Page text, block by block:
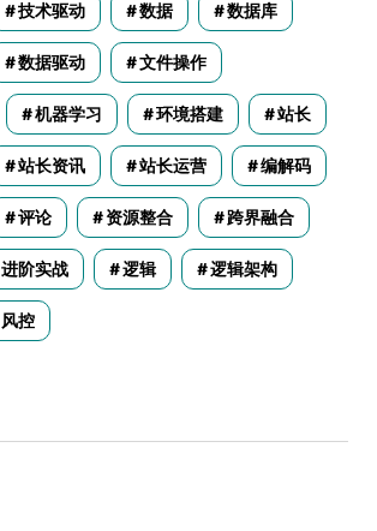
技术驱动 数据 数据库
数据驱动 文件操作
机器学习 环境搭建 站长
站长资讯 站长运营 编解码
评论 资源整合 跨界融合
进阶实战 逻辑 逻辑架构
风控